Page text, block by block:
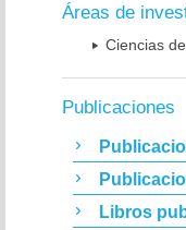
Áreas de
Ciencias
Publicaciones
Libros